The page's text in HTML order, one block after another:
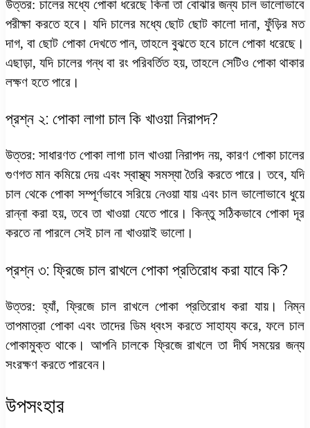
উত্তর: চালের মধ্যে পোকা ধরেছে কিনা তা বোঝার জন্য চাল ভালোভাবে
পরীক্ষা করতে হবে। যদি চালের মধ্যে ছোট ছোট কালো দানা, ফুঁড়ির মত
দাগ, বা ছোট পোকা দেখতে পান, তাহলে বুঝতে হবে চালে পোকা ধরেছে।
এছাড়া, যদি চালের গন্ধ বা রং পরিবর্তিত হয়, তাহলে সেটিও পোকা থাকার
লক্ষণ হতে পারে।
প্রশ্ন ২: পোকা লাগা চাল কি খাওয়া নিরাপদ?
উত্তর: সাধারণত পোকা লাগা চাল খাওয়া নিরাপদ নয়, কারণ পোকা চালের
গুণগত মান কমিয়ে দেয় এবং স্বাস্থ্য সমস্যা তৈরি করতে পারে। তবে, যদি
চাল থেকে পোকা সম্পূর্ণভাবে সরিয়ে নেওয়া যায় এবং চাল ভালোভাবে ধুয়ে
রান্না করা হয়, তবে তা খাওয়া যেতে পারে। কিন্তু সঠিকভাবে পোকা দূর
করতে না পারলে সেই চাল না খাওয়াই ভালো।
প্রশ্ন ৩: ফ্রিজে চাল রাখলে পোকা প্রতিরোধ করা যাবে কি?
উত্তর: হ্যাঁ, ফ্রিজে চাল রাখলে পোকা প্রতিরোধ করা যায়। নিম্ন
তাপমাত্রা পোকা এবং তাদের ডিম ধ্বংস করতে সাহায্য করে, ফলে চাল
পোকামুক্ত থাকে। আপনি চালকে ফ্রিজে রাখলে তা দীর্ঘ সময়ের জন্য
সংরক্ষণ করতে পারবেন।
উপসংহার